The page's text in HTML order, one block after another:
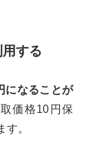
する
になることが
価格10円保
。